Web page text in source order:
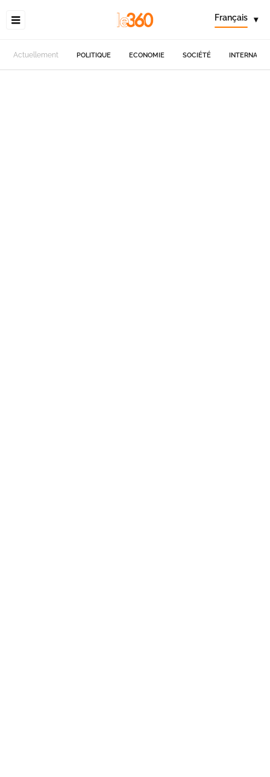
Français ▾
Actuellement POLITIQUE ECONOMIE SOCIÉTÉ